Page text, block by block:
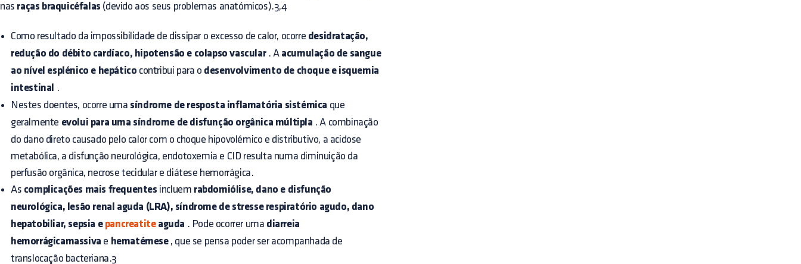
nas raças braquicéfalas (devido aos seus problemas anatómicos).3,4
Como resultado da impossibilidade de dissipar o excesso de calor, ocorre desidratação,
redução do débito cardíaco, hipotensão e colapso vascular. A acumulação de sangue
ao nível esplénico e hepático contribui para o desenvolvimento de choque e isquemia
intestinal
.
Nestes doentes, ocorre uma síndrome de resposta inflamatória sistémica que
geralmente evolui para uma síndrome de disfunção orgânica múltipla . A combinação
do dano direto causado pelo calor com o choque hipovolémico e distributivo, a acidose
metabólica, a disfunção neurológica, endotoxemia e CID resulta numa diminuição da
perfusão orgânica, necrose tecidular e diátese hemorrágica.
As complicações mais frequentes incluem rabdomiólise, dano e disfunção
neurológica, lesão renal aguda (LRA), síndrome de stresse respiratório agudo, dano
hepatobiliar, sepsia epancreatiteaguda . Pode ocorrer uma diarreia
hemorrágicamassiva e hematémese, que se pensa poder ser acompanhada de
translocação bacteriana.3